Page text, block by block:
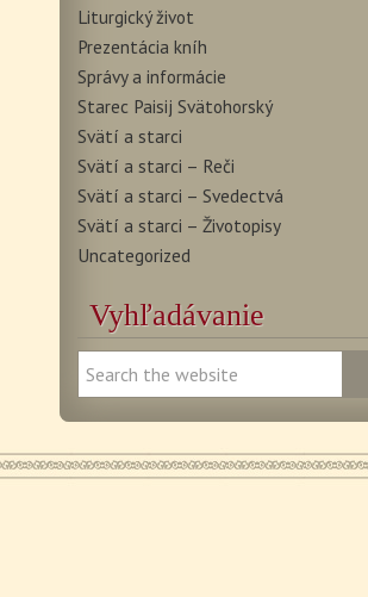
Liturgický život
Prezentácia kníh
Správy a informácie
Starec Paisij Svätohorský
Svätí a starci
Svätí a starci – Reči
Svätí a starci – Svedectvá
Svätí a starci – Životopisy
Uncategorized
Vyhľadávanie